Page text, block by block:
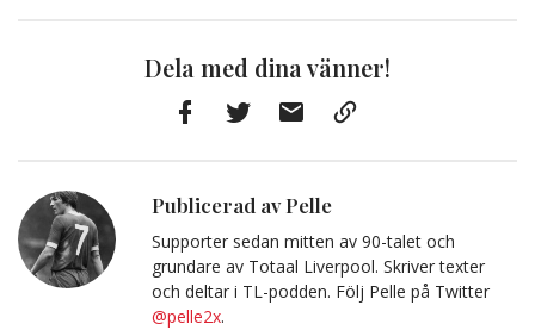
Dela med dina vänner!
Publicerad av Pelle
Supporter sedan mitten av 90-talet och
grundare av Totaal Liverpool. Skriver texter
och deltar i TL-podden. Följ Pelle på Twitter
@pelle2x.